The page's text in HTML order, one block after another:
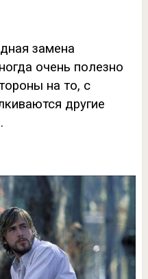
замена
очень полезно
на то, с
другие